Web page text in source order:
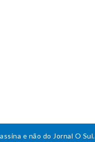
e não do Jornal O Sul.